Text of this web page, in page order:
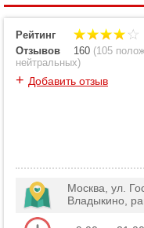
Рейтинг
Отзывов
160 (105
нейтральных)
+ Добавить отзыв
Москва, ул.
Владыкино,